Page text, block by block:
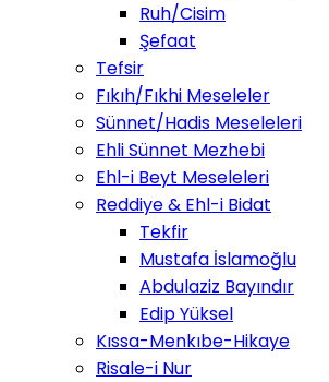
Ruh/Cisim
Şefaat
Tefsir
Fıkıh/Fıkhi Meseleler
Sünnet/Hadis Meseleleri
Ehli Sünnet Mezhebi
Ehl-i Beyt Meseleleri
Reddiye & Ehl-i Bidat
Tekfir
Mustafa İslamoğlu
Abdulaziz Bayındır
Edip Yüksel
Kıssa-Menkıbe-Hikaye
Risale-i Nur